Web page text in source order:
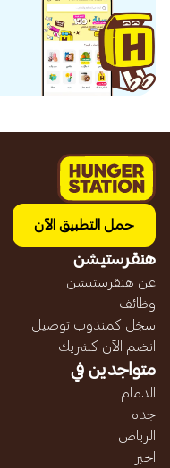
حمل التطبيق الآن
هنقرستيشن
عن هنقرستيشن
وظائف
سجّل كمندوب توصيل
انضم الآن كشريك
متواجدين في
الدمام
جده
الرياض
الخبر